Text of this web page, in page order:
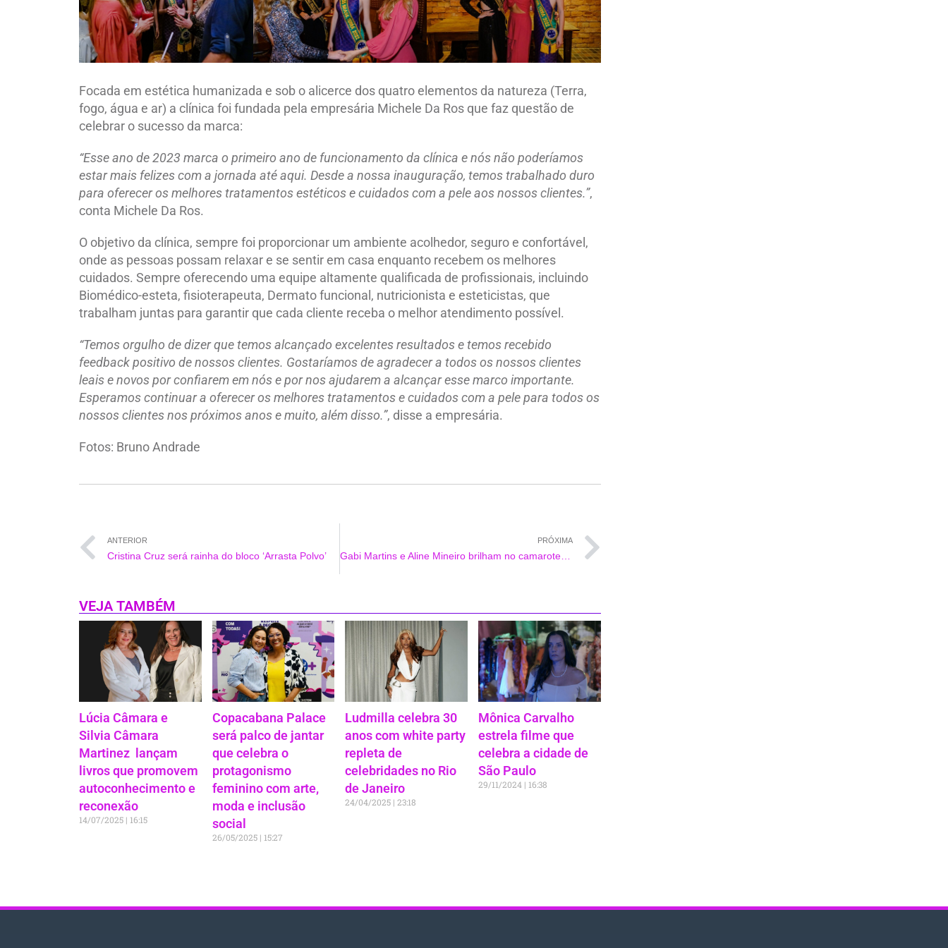
Focada em estética humanizada e sob o alicerce dos quatro elementos da natureza (Terra,
fogo, água e ar) a clínica foi fundada pela empresária Michele Da Ros que faz questão de
celebrar o sucesso da marca:
“Esse ano de 2023 marca o primeiro ano de funcionamento da clínica e nós não poderíamos
estar mais felizes com a jornada até aqui. Desde a nossa inauguração, temos trabalhado duro
para oferecer os melhores tratamentos estéticos e cuidados com a pele aos nossos clientes.”,
conta Michele Da Ros.
O objetivo da clínica, sempre foi proporcionar um ambiente acolhedor, seguro e confortável,
onde as pessoas possam relaxar e se sentir em casa enquanto recebem os melhores
cuidados. Sempre oferecendo uma equipe altamente qualificada de profissionais, incluindo
Biomédico-esteta, fisioterapeuta, Dermato funcional, nutricionista e esteticistas, que
trabalham juntas para garantir que cada cliente receba o melhor atendimento possível.
“Temos orgulho de dizer que temos alcançado excelentes resultados e temos recebido
feedback positivo de nossos clientes. Gostaríamos de agradecer a todos os nossos clientes
leais e novos por confiarem em nós e por nos ajudarem a alcançar esse marco importante.
Esperamos continuar a oferecer os melhores tratamentos e cuidados com a pele para todos os
nossos clientes nos próximos anos e muito, além disso.”, disse a empresária.
Fotos: Bruno Andrade
ANTERIOR
Cristina Cruz será rainha do bloco ‘Arrasta Polvo’
PRÓXIMA
VEJA TAMBÉM
Lúcia Câmara e
Silvia Câmara
Martinez lançam
livros que promovem
autoconhecimento e
reconexão
14/07/2025 16:15
Copacabana Palace
será palco de jantar
que celebra o
protagonismo
feminino com arte,
moda e inclusão
social
26/05/2025 15:27
Ludmilla celebra 30
anos com white party
repleta de
celebridades no Rio
de Janeiro
24/04/2025 23:18
Mônica Carvalho
estrela filme que
celebra a cidade de
São Paulo
29/11/2024 16:38